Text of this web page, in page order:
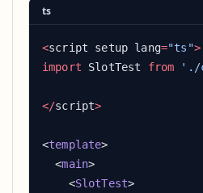
ts
<script setup lang="ts" >
import SlotTest from
</script
<template
  <
main
    <
SlotTest